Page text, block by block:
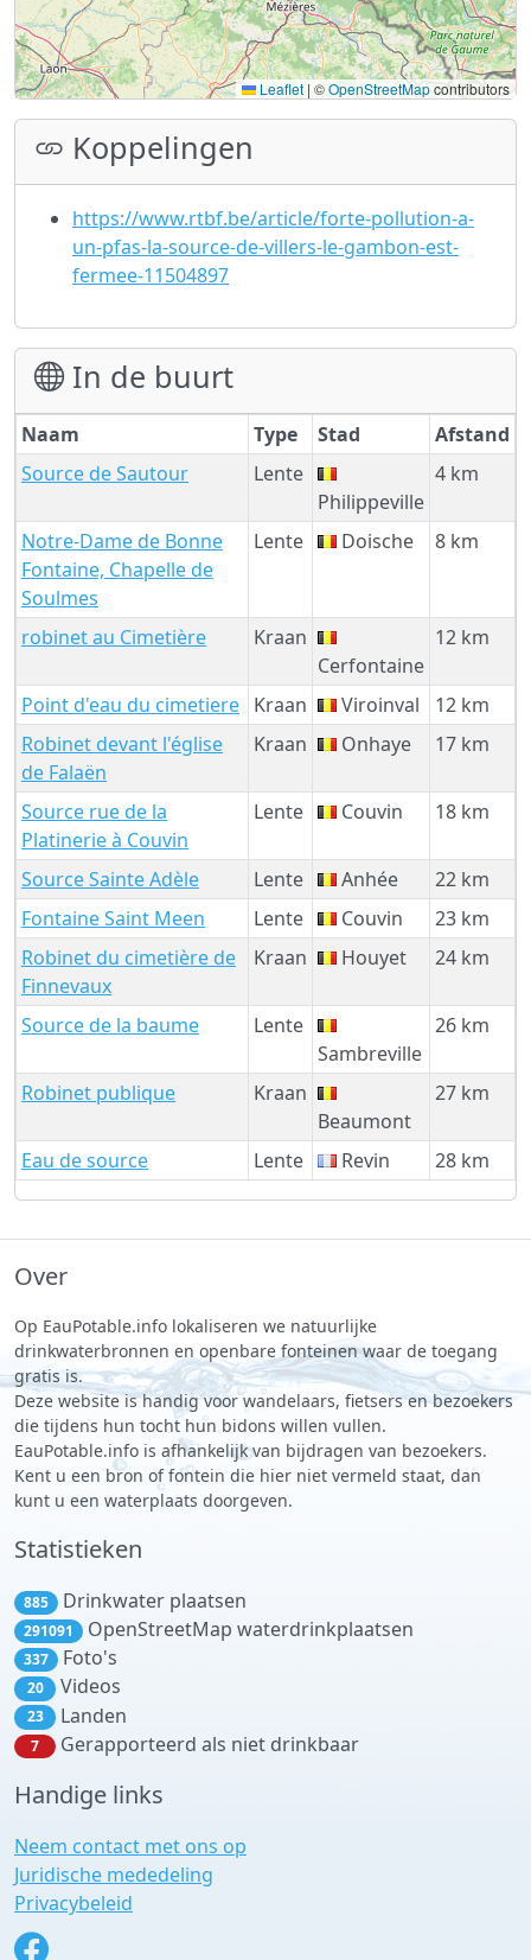
Leaflet | ©OpenStreetMapcontributors
Koppelingen
https://www.rtbf.be/article/forte-pollution-a-
un-pfas-la-source-de-villers-le-gambon-est-
fermee-11504897
In de buurt
Naam Type Stad
Afstand
Source de Sautour
Lente
Philippeville
4 km
Notre-Dame de Bonne
Fontaine, Chapelle de
Soulmes
Lente Doische 8 km
robinet au Cimetière
Kraan
Cerfontaine
12 km
Point d'eau du cimetiere Kraan Viroinval
12 km
Robinet devant l'église
de Falaën
Kraan Onhaye 17 km
Source rue de la
Platinerie à Couvin
Lente Couvin 18 km
Source Sainte Adèle Lente Anhée
22 km
Fontaine Saint Meen
Lente Couvin
23 km
Robinet du cimetière de
Finnevaux
Kraan Houyet 24 km
Source de la baume
Lente
Sambreville
26 km
Robinet publique
Kraan
Beaumont
27 km
Eau de source Lente Revin 28 km
Over
Op EauPotable.info lokaliseren we natuurlijke
drinkwaterbronnen en openbare fonteinen waar de toegang
gratis is.
Deze website is handig voor wandelaars, fietsers en bezoekers
die tijdens hun tocht hun bidons willen vullen.
EauPotable.info is afhankelijk van bijdragen van bezoekers.
Kent u een bron of fontein die hier niet vermeld staat, dan
kunt u een waterplaats doorgeven.
Statistieken
885 Drinkwater plaatsen
291091 OpenStreetMap waterdrinkplaatsen
337 Foto's
20 Videos
23 Landen
7 Gerapporteerd als niet drinkbaar
Handige links
Neem contact met ons op
Juridische mededeling
Privacybeleid